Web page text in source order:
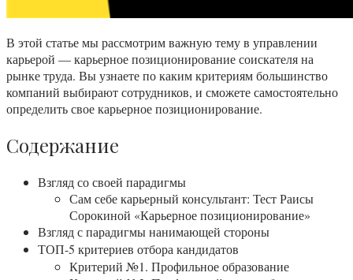
В этой статье мы рассмотрим важную тему в управлении
карьерой — карьерное позиционирование соискателя на
рынке труда. Вы узнаете по каким критериям большинство
компаний выбирают сотрудников, и сможете самостоятельно
определить свое карьерное позиционирование.
Содержание
Взгляд со своей парадигмы
Сам себе карьерный консультант: Тест Раисы
Сорокиной «Карьерное позиционирование»
Взгляд с парадигмы нанимающей стороны
ТОП-5 критериев отбора кандидатов
Критерий №1. Профильное образование